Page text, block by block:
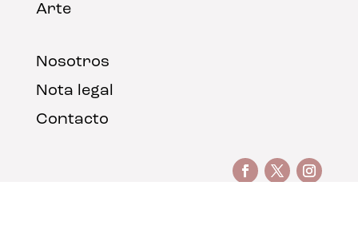
Arte
Nosotros
Nota legal
Contacto